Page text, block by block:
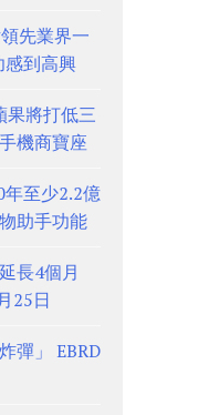
先業界一
到高興
將打低三
機商寶座
至少2.2億
助手功能
長4個月
25日
彈」 EBRD